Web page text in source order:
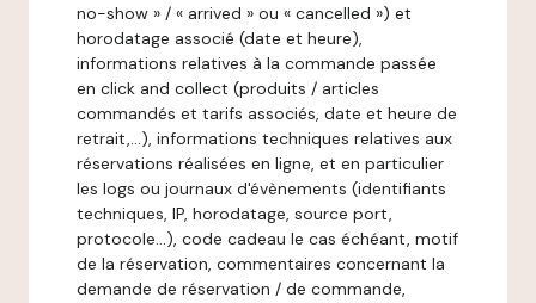
no-show » / « arrived » ou « cancelled ») et
horodatage associé (date et heure),
informations relatives à la commande passée
en click and collect (produits / articles
commandés et tarifs associés, date et heure de
retrait,…), informations techniques relatives aux
réservations réalisées en ligne, et en particulier
les logs ou journaux d'évènements (identifiants
techniques, IP, horodatage, source port,
protocole…), code cadeau le cas échéant, motif
de la réservation, commentaires concernant la
demande de réservation / de commande,